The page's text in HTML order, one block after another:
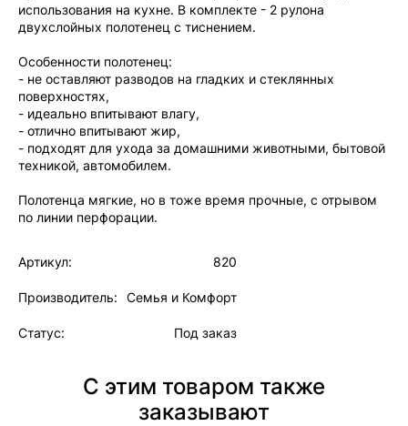
Артикул: 820
Производитель: Семья и Комфорт
Статус: Под заказ
использования на кухне. В комплекте - 2 рулона
двухслойных полотенец с тиснением.
Особенности полотенец:
- не оставляют разводов на гладких и стеклянных
поверхностях,
- идеально впитывают влагу,
- отлично впитывают жир,
- подходят для ухода за домашними животными, бытовой
техникой, автомобилем.
Полотенца мягкие, но в тоже время прочные, с отрывом
по линии перфорации.
С этим товаром также
заказывают